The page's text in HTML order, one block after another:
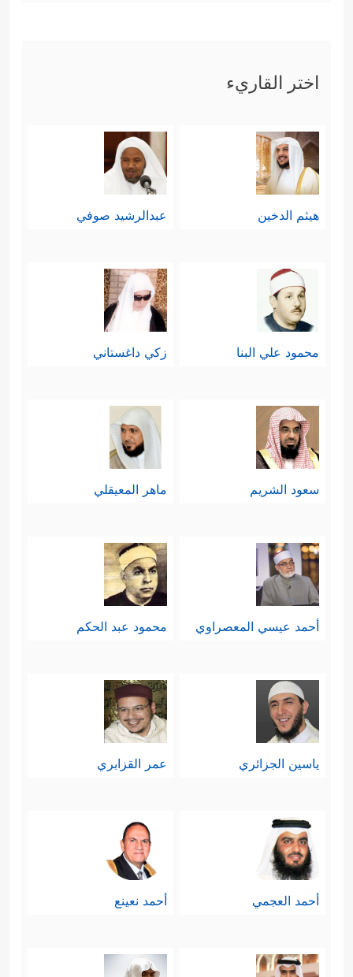
اختر القاريء
هيثم الدخين عبدالرشيد صوفي
محمود علي البنا زكي داغستاني
سعود الشريم ماهر المعيقلي
أحمد عيسي المعصراوي محمود عبد الحكم
ياسين الجزائري عمر القزابري
أحمد العجمي أحمد نعينع